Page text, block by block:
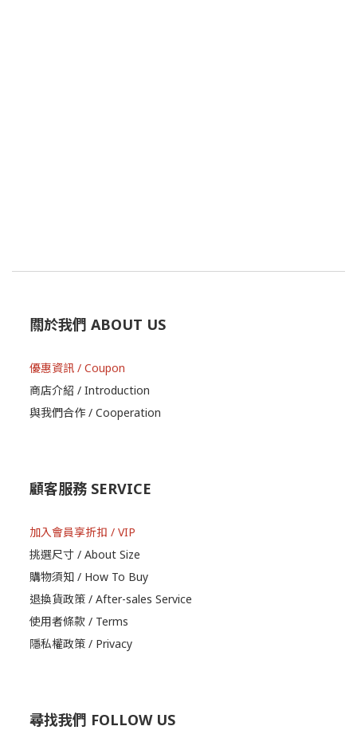
關於我們 ABOUT US
優惠資訊 / Coupon
商店介紹 / Introduction
與我們合作 / Cooperation
顧客服務 SERVICE
加入會員享折扣 / VIP
挑選尺寸 / About Size
購物須知 / How To Buy
退換貨政策 / After-sales Service
使用者條款 / Terms
隱私權政策 / Privacy
尋找我們 FOLLOW US